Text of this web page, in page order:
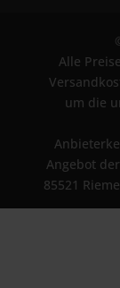
Alle
um die
Angebot
85521